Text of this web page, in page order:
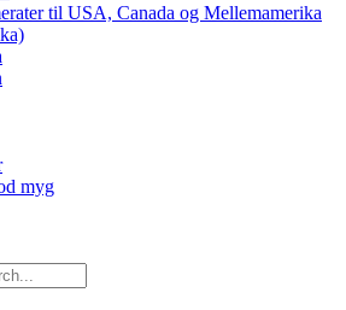
til USA, Canada og Mellemamerika
myg